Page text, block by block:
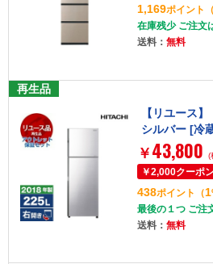
1,169ポイント （
在庫残少 ご注文
送料： 無料
再生品
【リユース
シルバー [冷
8年製]
￥ 43,800 (
438ポイント （1
最後の１つ ご注
送料： 無料